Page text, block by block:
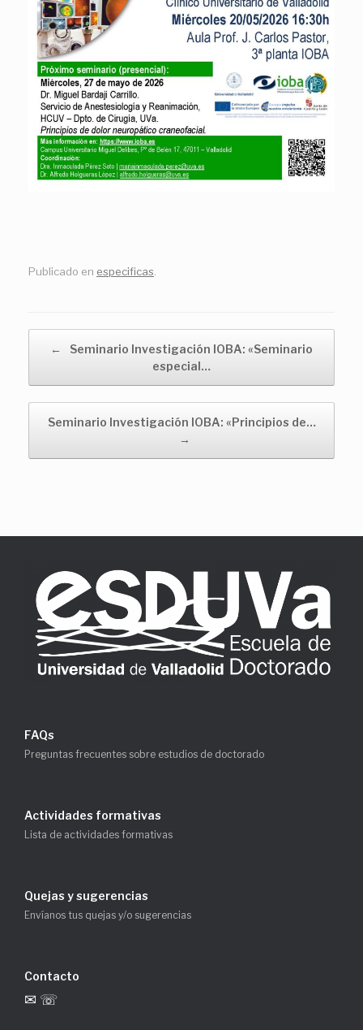
Publicado en especificas
Navegador de artículos
←
Seminario Investigación IOBA: «Seminario
especial…
Seminario Investigación IOBA: «Principios de…
→
FAQs
Preguntas frecuentes sobre estudios de doctorado
Actividades formativas
Lista de actividades formativas
Quejas y sugerencias
Envíanos tus quejas y/o sugerencias
Contacto
✉ ☏